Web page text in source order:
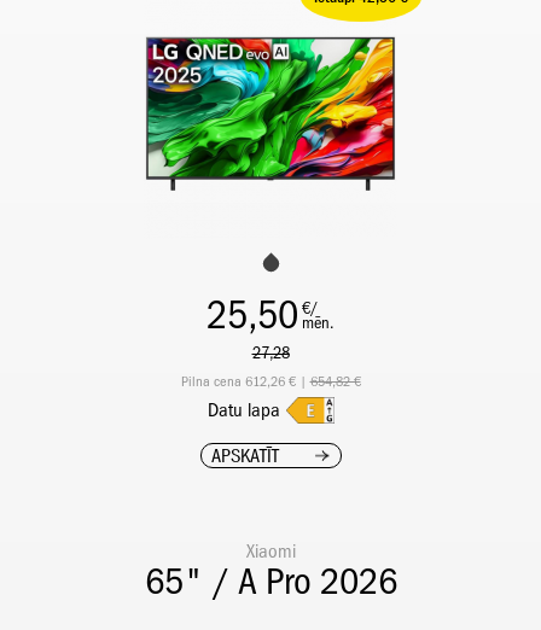
25,50 €/
mēn.
27,28
Pilna cena 612,26 € |654,82 €
Datu lapa
APSKATĪT
Xiaomi
65" / A Pro 2026